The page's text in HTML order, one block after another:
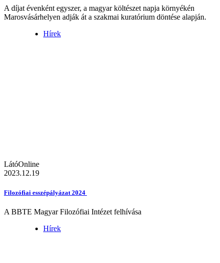
A díjat évenként egyszer, a magyar költészet napja környékén
Marosvásárhelyen adják át a szakmai kuratórium döntése alapján.
Hírek
LátóOnline
2023.12.19
Filozófiai esszépályázat 2024
A BBTE Magyar Filozófiai Intézet felhívása
Hírek